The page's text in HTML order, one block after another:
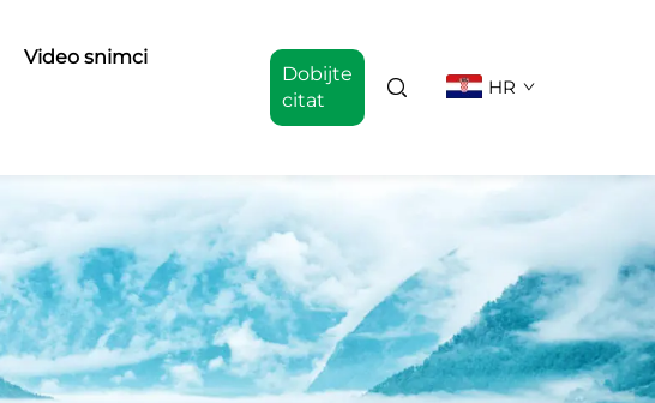
Video snimci
Dobijte
citat
HR